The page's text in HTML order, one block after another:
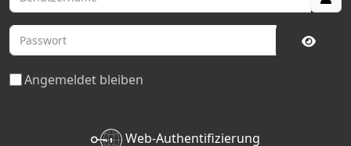
Passwort
Angemeldet bleiben
Web-Authentifizierung